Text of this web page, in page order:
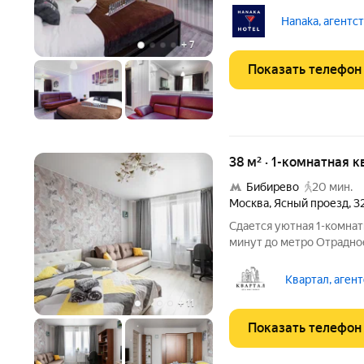
+ 7
в квартиреHanaka,
Показать телефон
+ 11
38 м² · 1-комнатная
Бибирево
20 мин.
Москва, Ясный проезд,
Сдается уютная 1-
минут до метро
кабельное TV,
СВЧ, шкаф,
Квартал,
Показать телефон